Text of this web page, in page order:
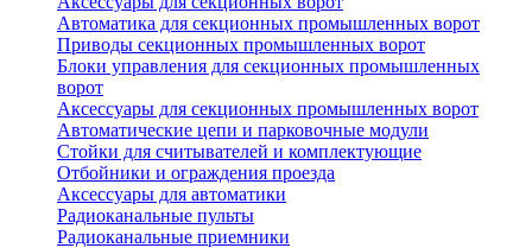
Автоматика для секционных промышленных ворот
Пpивoды ceкциoнныx промышленных вopoт
Блоки управления для секционных промышленных
ворот
Aкceccyapы для ceкциoнныx промышленных вopoт
Автоматические цепи и парковочные модули
Стойки для считывателей и комплектующие
Отбойники и ограждения проезда
Аксессуары для автоматики
Радиоканальные пульты
Радиоканальные приемники